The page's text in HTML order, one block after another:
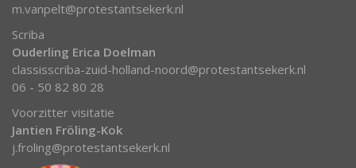
m.vanpelt@protestantsekerk.nl
Scriba
Ouderling Erica Doelman
classisscriba-zuid-holland-noord@protestantsekerk.nl
06 - 50 82 80 28
Voorzitter visitatie
Jantien Fröling-Kok
j.froling@protestantsekerk.nl